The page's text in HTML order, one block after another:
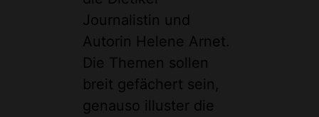
Journalistin und
Autorin Helene Arnet.
Die Themen sollen
breit gefächert sein,
genauso illuster die